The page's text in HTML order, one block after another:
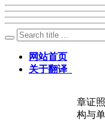
网站首页
关于翻译
章证
构与